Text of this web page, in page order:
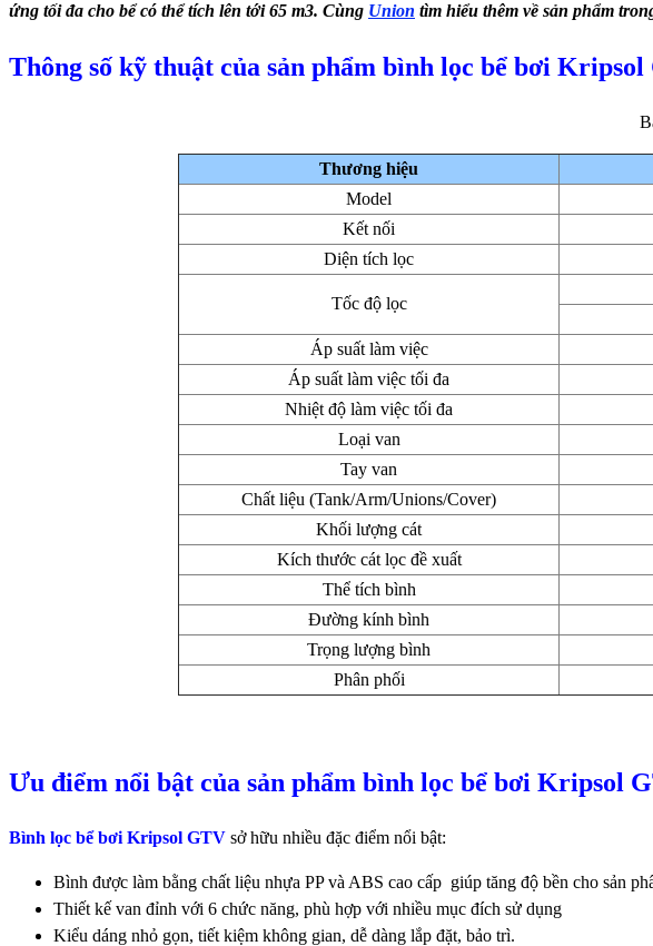
ứng tối đa cho bể có thể tích lên tới 65 m3. Cùng Union tìm hiểu thêm về sản phẩm
Thông số kỹ thuật của sản phẩm bình lọc bể bơi
Thương hiệu
Model
Kết nối
Diện tích lọc
Tốc độ lọc
Áp suất làm việc
Áp suất làm việc tối đa
Nhiệt độ làm việc tối đa
Loại van
Tay van
Chất liệu (Tank/Arm/Unions/Cover)
Khối lượng cát
Kích thước cát lọc đề xuất
Thể tích bình
Đường kính bình
Trọng lượng bình
Phân phối
Ưu điểm nổi bật của sản phẩm bình lọc bể bơi Kripsol
Bình lọc bể bơi Kripsol GTV sở hữu nhiều đặc điểm nổi bật:
Bình được làm bằng chất liệu nhựa PP và ABS cao cấp giúp tăng độ bền cho sản
Thiết kế van đỉnh với 6 chức năng, phù hợp với nhiều mục đích sử dụng
Kiểu dáng nhỏ gọn, tiết kiệm không gian, dễ dàng lắp đặt, bảo trì.